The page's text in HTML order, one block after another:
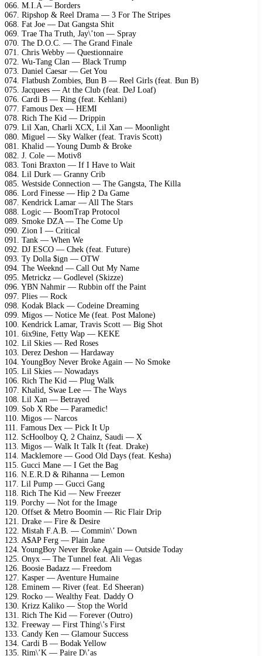
066. M.I.A — Borders
067. Ripshop & Reel Drama — 3 For The Stripes
068. Fat Joe — Dat Gangsta Shit
069. Trae Tha Truth, Jay\’ton — Spray
070. The D.O.C. — The Grand Finale
071. Chris Webby — Questionnaire
072. Wu-Tang Clan — Black Trump
073. Daniel Caesar — Get You
074. Flatbush Zombies, Bun B — Reel Girls (feat. Bun B)
075. Jacquees — At the Club (feat. DeJ Loaf)
076. Cardi B — Ring (feat. Kehlani)
077. Famous Dex — HEMI
078. Rich The Kid — Drippin
079. Lil Xan, Charli XCX, Lil Xan — Moonlight
080. Miguel — Sky Walker (feat. Travis Scott)
081. Khalid — Young Dumb & Broke
082. J. Cole — Motiv8
083. Toni Braxton — If I Have to Wait
084. Lil Durk — Granny Crib
085. Westside Connection — The Gangsta, The Killa
086. Lord Finesse — Hip 2 Da Game
087. Kendrick Lamar — All The Stars
088. Logic — BoomTrap Protocol
089. Smoke DZA — The Come Up
090. Zion I — Critical
091. Tank — When We
092. DJ ESCO — Chek (feat. Future)
093. Ty Dolla $ign — OTW
094. The Weeknd — Call Out My Name
095. Metrickz — Godlevel (Skizze)
096. YBN Nahmir — Rubbin off the Paint
097. Plies — Rock
098. Kodak Black — Codeine Dreaming
099. Migos — Notice Me (feat. Post Malone)
100. Kendrick Lamar, Travis Scott — Big Shot
101. 6ix9ine, Fetty Wap — KEKE
102. Lil Skies — Red Roses
103. Derez Deshon — Hardaway
104. YoungBoy Never Broke Again — No Smoke
105. Lil Skies — Nowadays
106. Rich The Kid — Plug Walk
107. Khalid, Swae Lee — The Ways
108. Lil Xan — Betrayed
109. Sob X Rbe — Paramedic!
110. Migos — Narcos
111. Famous Dex — Pick It Up
112. ScHoolboy Q, 2 Chainz, Saudi — X
113. Migos — Walk It Talk It (feat. Drake)
114. Macklemore — Good Old Days (feat. Kesha)
115. Gucci Mane — I Get the Bag
116. N.E.R.D & Rihanna — Lemon
117. Lil Pump — Gucci Gang
118. Rich The Kid — New Freezer
119. Porchy — Not for the Image
120. Offset & Metro Boomin — Ric Flair Drip
121. Drake — Fire & Desire
122. Mistah F.A.B. — Commin\’ Down
123. A$AP Ferg — Plain Jane
124. YoungBoy Never Broke Again — Outside Today
125. Onyx — The Tunnel feat. Ali Vegas
126. Boosie Badazz — Freedom
127. Kasper — Aventure Humaine
128. Eminem — River (feat. Ed Sheeran)
129. Rocko — Wealthy Feat. Daddy O
130. Krizz Kaliko — Stop the World
131. Rich The Kid — Forever (Outro)
132. Freeway — First Thing\’s First
133. Candy Ken — Glamour Success
134. Cardi B — Bodak Yellow
135. Rim\’K — Paire D\’as